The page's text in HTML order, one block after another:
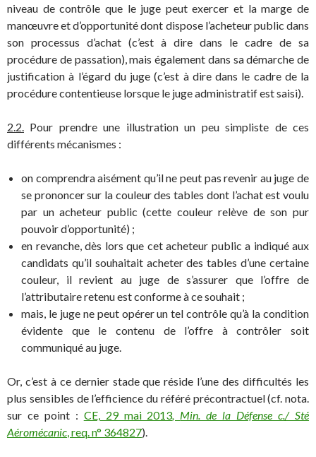
niveau de contrôle que le juge peut exercer et la marge de
manœuvre et d’opportunité dont dispose l’acheteur public dans
son processus d’achat (c’est à dire dans le cadre de sa
procédure de passation), mais également dans sa démarche de
justification à l’égard du juge (c’est à dire dans le cadre de la
procédure contentieuse lorsque le juge administratif est saisi).
2.2. Pour prendre une illustration un peu simpliste de ces
différents mécanismes :
on comprendra aisément qu’il ne peut pas revenir au juge de
se prononcer sur la couleur des tables dont l’achat est voulu
par un acheteur public (cette couleur relève de son pur
pouvoir d’opportunité) ;
en revanche, dès lors que cet acheteur public a indiqué aux
candidats qu’il souhaitait acheter des tables d’une certaine
couleur, il revient au juge de s’assurer que l’offre de
l’attributaire retenu est conforme à ce souhait ;
mais, le juge ne peut opérer un tel contrôle qu’à la condition
évidente que le contenu de l’offre à contrôler soit
communiqué au juge.
Or, c’est à ce dernier stade que réside l’une des difficultés les
plus sensibles de l’efficience du référé précontractuel (cf. nota.
sur ce point : CE, 29 mai 2013, Min. de la Défense c./ Sté
Aéromécanic, req. n° 364827).